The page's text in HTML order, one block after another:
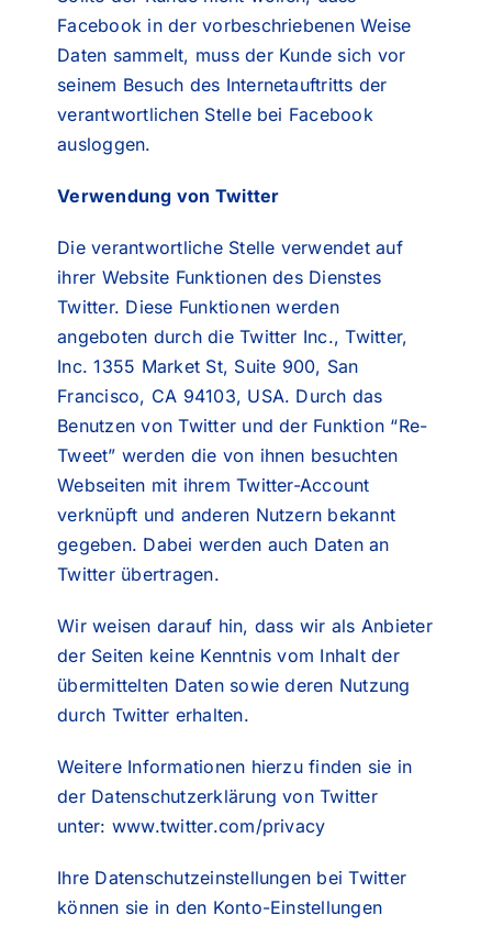
Facebook in der vorbeschriebenen Weise
Daten sammelt, muss der Kunde sich vor
seinem Besuch des Internetauftritts der
verantwortlichen Stelle bei Facebook
ausloggen.
Verwendung von Twitter
Die verantwortliche Stelle verwendet auf
ihrer Website Funktionen des Dienstes
Twitter. Diese Funktionen werden
angeboten durch die Twitter Inc., Twitter,
Inc. 1355 Market St, Suite 900, San
Francisco, CA 94103, USA. Durch das
Benutzen von Twitter und der Funktion “Re-
Tweet” werden die von ihnen besuchten
Webseiten mit ihrem Twitter-Account
verknüpft und anderen Nutzern bekannt
gegeben. Dabei werden auch Daten an
Twitter übertragen.
Wir weisen darauf hin, dass wir als Anbieter
der Seiten keine Kenntnis vom Inhalt der
übermittelten Daten sowie deren Nutzung
durch Twitter erhalten.
Weitere Informationen hierzu finden sie in
der Datenschutzerklärung von Twitter
unter: www.twitter.com/privacy
Ihre Datenschutzeinstellungen bei Twitter
können sie in den Konto-Einstellungen